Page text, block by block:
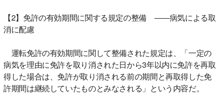
【2】免許の有効期間に関する規定の整備 ――病気による取
消に配慮
運転免許の有効期間に関して整備された規定は、「一定の
病気を理由に免許を取り消された日から3年以内に免許を再取
得した場合は、免許が取り消される前の期間と再取得した免
許期間は継続していたものとみなされる」という内容だ。